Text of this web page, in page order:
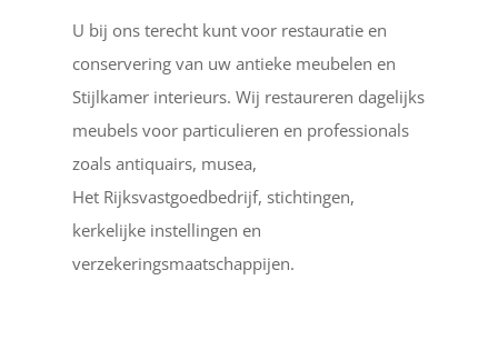
U bij ons terecht kunt voor restauratie en
conservering van uw antieke meubelen en
Stijlkamer interieurs. Wij restaureren dagelijks
meubels voor particulieren en professionals
zoals antiquairs, musea,
Het Rijksvastgoedbedrijf, stichtingen,
kerkelijke instellingen en
verzekeringsmaatschappijen.